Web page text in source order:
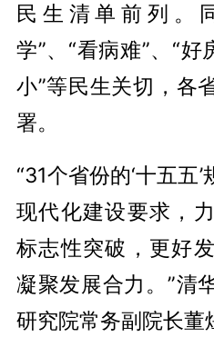
民生清单前列。
学”、“看病难”、“好
小”等民生关切，各
署。
“31个省份的‘十五五
现代化建设要求，
标志性突破，更好
凝聚发展合力。”清
研究院常务副院长董